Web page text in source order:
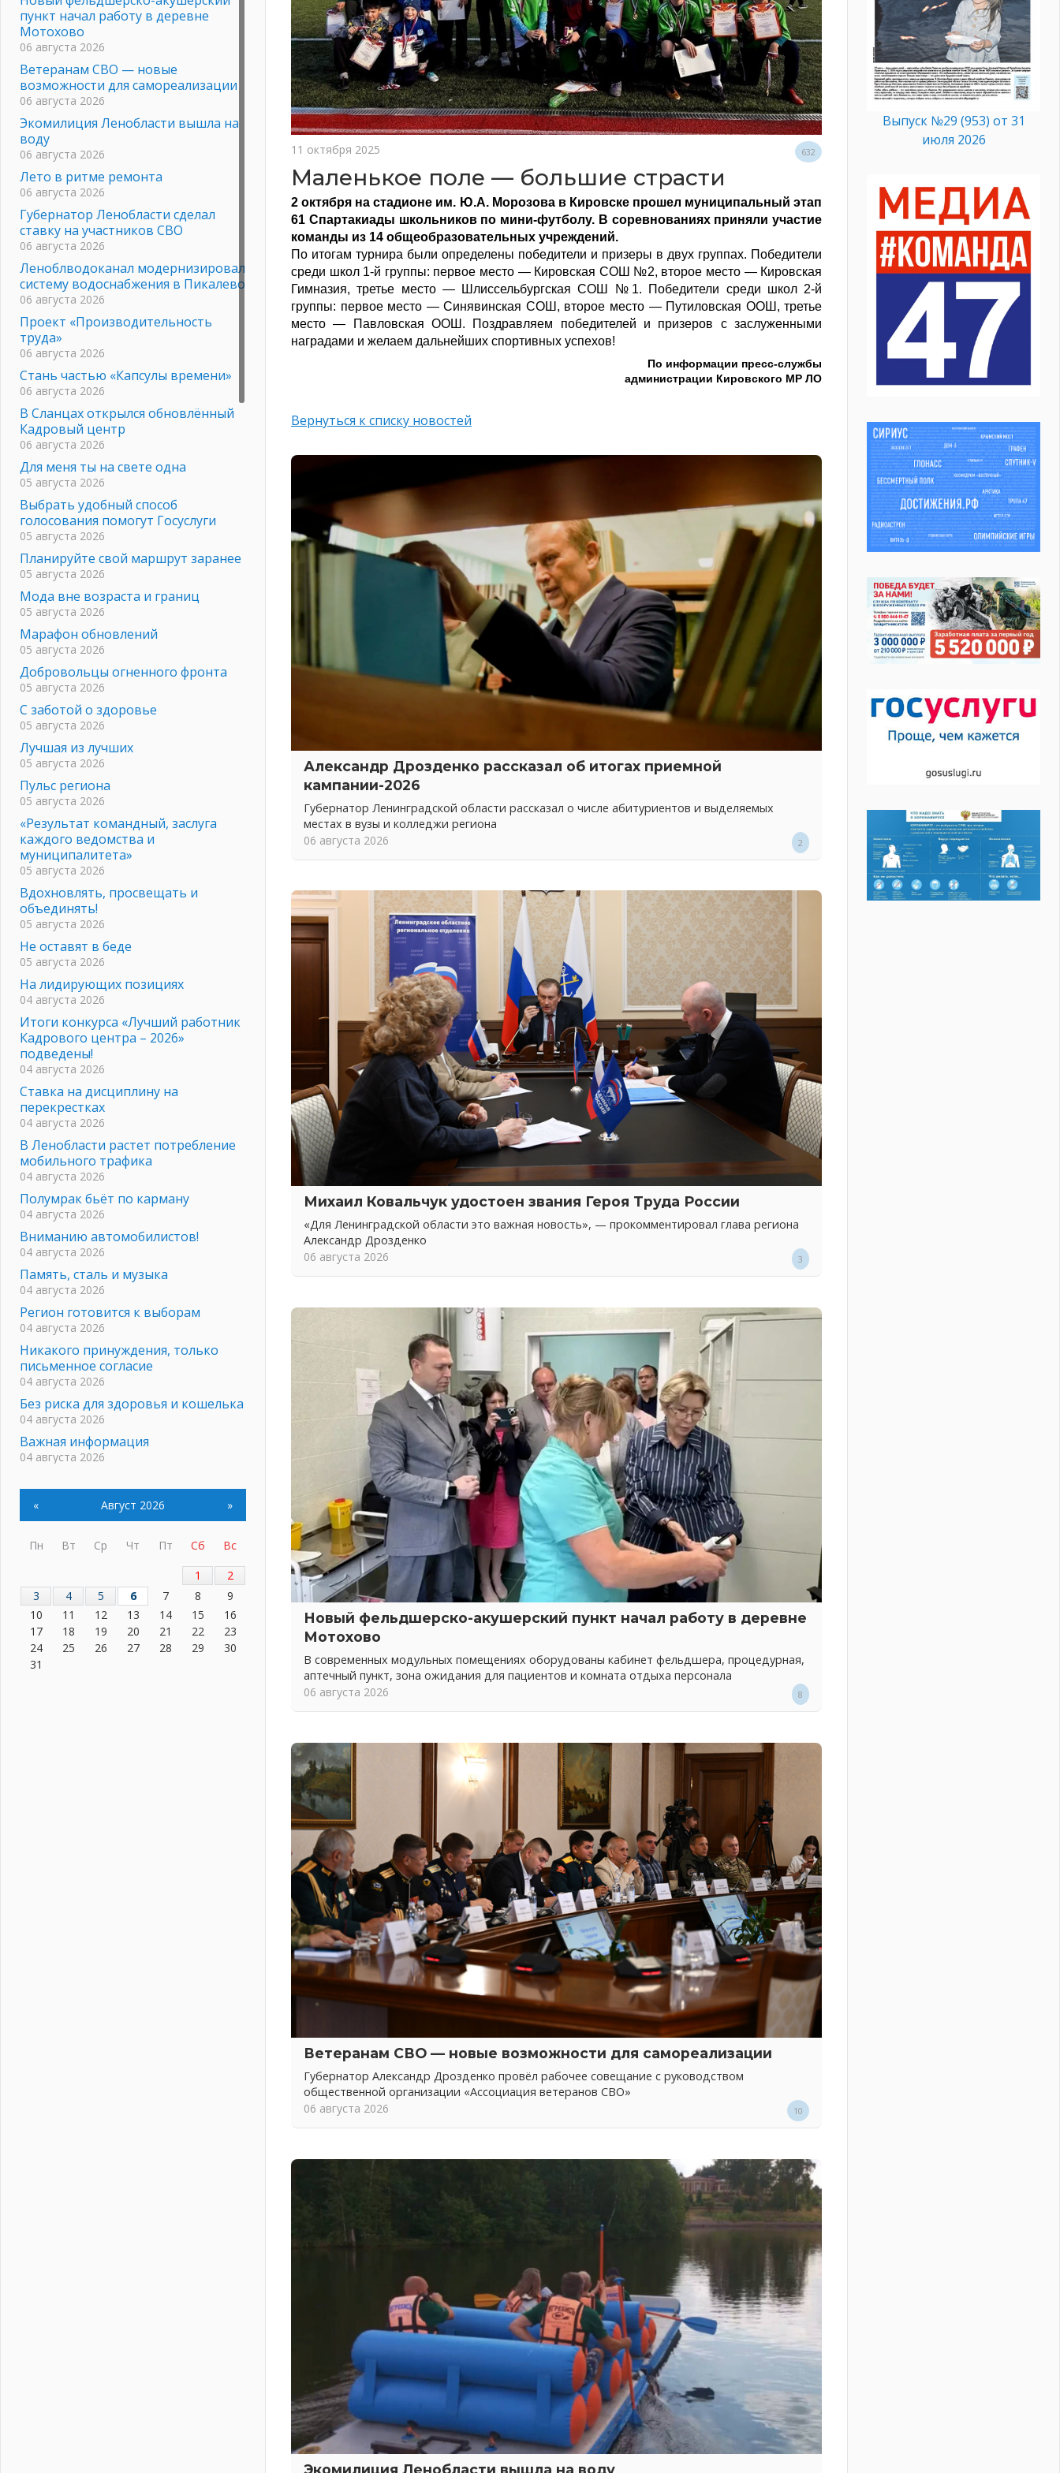
11 октября 2025 632
Маленькое поле — большие страсти
2 октября на стадионе им. Ю.А. Морозова в Кировске прошел муниципальный этап
61 Спартакиады школьников по мини-футболу. В соревнованиях приняли участие
команды из 14 общеобразовательных учреждений.
По итогам турнира были определены победители и призеры в двух группах. Победители
среди школ 1-й группы: первое место — Кировская СОШ №2, второе место — Кировская
Гимназия, третье место — Шлиссельбургская СОШ №1. Победители среди школ 2-й
группы: первое место — Синявинская СОШ, второе место — Путиловская ООШ, третье
место — Павловская ООШ. Поздравляем победителей и призеров с заслуженными
наградами и желаем дальнейших спортивных успехов!
По информации пресс-службы
администрации Кировского МР ЛО
Вернуться к списку новостей
Александр Дрозденко рассказал об итогах приемной
кампании-2026
Губернатор Ленинградской области рассказал о числе абитуриентов и выделяемых
местах в вузы и колледжи региона
06 августа 2026
2
Михаил Ковальчук удостоен звания Героя Труда России
«Для Ленинградской области это важная новость», — прокомментировал глава региона
Александр Дрозденко
06 августа 2026
3
Новый фельдшерско-акушерский пункт начал работу в деревне
Мотохово
В современных модульных помещениях оборудованы кабинет фельдшера, процедурная,
аптечный пункт, зона ожидания для пациентов и комната отдыха персонала
06 августа 2026
8
Ветеранам СВО — новые возможности для самореализации
Губернатор Александр Дрозденко провёл рабочее совещание с руководством
общественной организации «Ассоциация ветеранов СВО»
06 августа 2026
10
Экомилиция Ленобласти вышла на воду
пункт начал работу в деревне
Мотохово
06 августа 2026
Ветеранам СВО — новые
возможности для самореализации
06 августа 2026
Экомилиция Ленобласти вышла на
воду
06 августа 2026
Лето в ритме ремонта
06 августа 2026
Губернатор Ленобласти сделал
ставку на участников СВО
06 августа 2026
Леноблводоканал модернизировал
систему водоснабжения в Пикалево
06 августа 2026
Проект «Производительность
труда»
06 августа 2026
Стань частью «Капсулы времени»
06 августа 2026
В Сланцах открылся обновлённый
Кадровый центр
06 августа 2026
Для меня ты на свете одна
05 августа 2026
Выбрать удобный способ
голосования помогут Госуслуги
05 августа 2026
Планируйте свой маршрут заранее
05 августа 2026
Мода вне возраста и границ
05 августа 2026
Марафон обновлений
05 августа 2026
Добровольцы огненного фронта
05 августа 2026
С заботой о здоровье
05 августа 2026
Лучшая из лучших
05 августа 2026
Пульс региона
05 августа 2026
«Результат командный, заслуга
каждого ведомства и
муниципалитета»
05 августа 2026
Вдохновлять, просвещать и
объединять!
05 августа 2026
Не оставят в беде
05 августа 2026
На лидирующих позициях
04 августа 2026
Итоги конкурса «Лучший работник
Кадрового центра – 2026»
подведены!
04 августа 2026
Ставка на дисциплину на
перекрестках
04 августа 2026
В Ленобласти растет потребление
мобильного трафика
04 августа 2026
Полумрак бьёт по карману
04 августа 2026
Вниманию автомобилистов!
04 августа 2026
Память, сталь и музыка
04 августа 2026
Регион готовится к выборам
04 августа 2026
Никакого принуждения, только
письменное согласие
04 августа 2026
Без риска для здоровья и кошелька
04 августа 2026
Важная информация
04 августа 2026
Награды нашли строителей
Ленобласть повышает
производительность труда в ЖКХ
03 августа 2026
Поддержка волонтерских
объединений
03 августа 2026
Ладожский мост полностью
« Август 2026 »
Пн Вт Ср Чт Пт Сб
Вс
1
2
3
4 5 6 7 8
9
10
11 12 13 14 15
16
17
18 19 20 21 22
23
24
25 26 27 28 29
30
31
Выпуск №29 (953) от 31
июля 2026